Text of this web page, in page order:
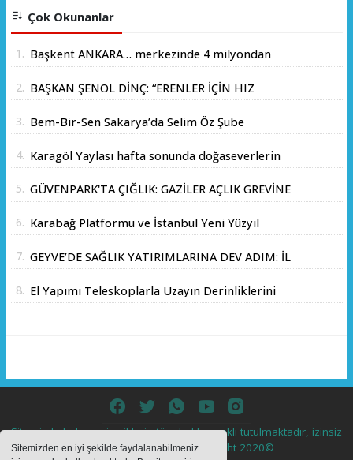
Sitemizden en iyi şekilde faydalanabilmeniz
Çok Okunanlar
1. Başkent ANKARA… merkezinde 4 milyondan
2. BAŞKAN ŞENOL DİNÇ: “ERENLER İÇİN HIZ
3. Bem-Bir-Sen Sakarya’da Selim Öz Şube
4. Karagöl Yaylası hafta sonunda doğaseverlerin
5. GÜVENPARK'TA ÇIĞLIK: GAZİLER AÇLIK GREVİNE
6. Karabağ Platformu ve İstanbul Yeni Yüzyıl
Memorandumu İmzalandı
7. GEYVE’DE SAĞLIK YATIRIMLARINA DEV ADIM: İL
VE SAHA HEYETİ YERİNDE İNCELEMEDE
8. El Yapımı Teleskoplarla Uzayın Derinliklerini
Sitemizde bulunan içeriklerin tüm hakları saklı tutulmaktadır, izinsiz
içerikler kullanılamaz. Copyright 2020©